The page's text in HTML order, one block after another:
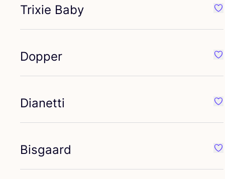
Trixie Baby
Dopper
Dianetti
Bisgaard